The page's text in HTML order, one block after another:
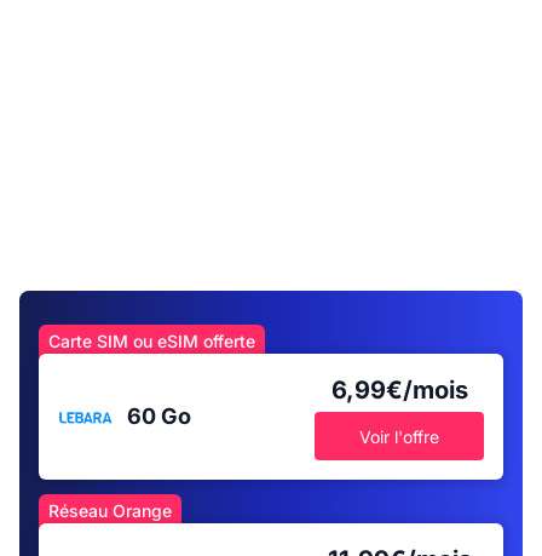
Carte SIM ou eSIM offerte
60 Go
6,99€/mois
Voir l'offre
Réseau Orange